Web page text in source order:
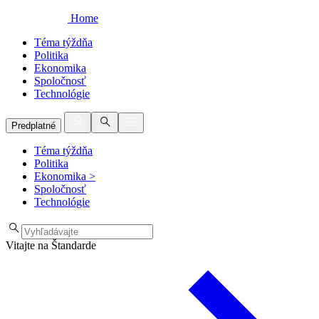
Home
Téma týždňa
Politika
Ekonomika
Spoločnosť
Technológie
Predplatné
Téma týždňa
Politika
Ekonomika >
Spoločnosť
Technológie
Vitajte na Štandarde